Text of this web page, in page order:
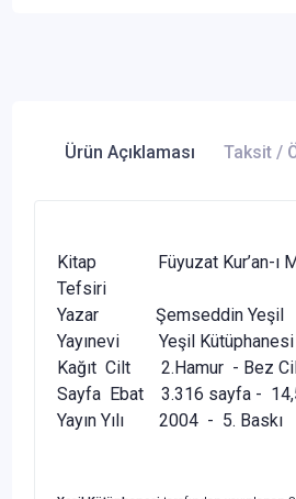
Ürün Açıklaması Taksit /
Kitap Füyuzat Kur’an-ı
Tefsiri
Yazar Şemseddin Yeşil
Yayınevi Yeşil Kütüphanesi
Kağıt Cilt 2.Hamur - Bez
Sayfa Ebat 3.316 sayfa -
Yayın Yılı 2004 - 5. Baskı